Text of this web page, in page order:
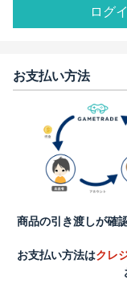
ログ
お支払い方法
商品の引き渡しが確
お支払い方法はクレ